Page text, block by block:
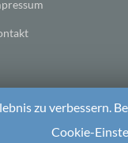
zu verbessern.
Cookie-